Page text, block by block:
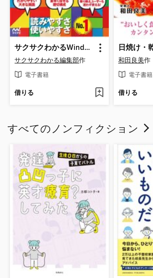
サクサクわかるWindows 10
サクサクわかる編集部作
電子書籍
借りる
和田良美作
電子書籍
借りる
すべてのノンフィクション